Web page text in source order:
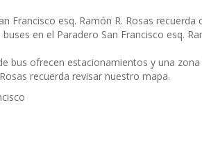
Francisco esq. Ramón R. Rosas
en el Paradero San Francisco esq.
bus ofrecen estacionamientos y una
recuerda revisar nuestro mapa.